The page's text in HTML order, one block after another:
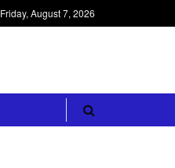
Friday, August 7, 2026